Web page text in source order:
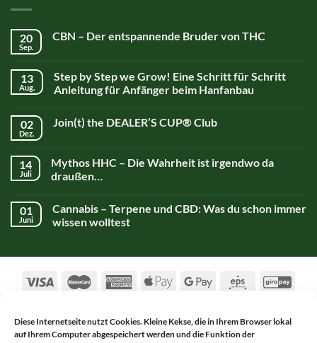
Diese Internetseite nutzt Cookies. Kleine Kekse, die in Ihrem Browser lokal
auf Ihrem Computer abgespeichert werden und die Funktion der
20
Sep.
CBN – Der entspannende Bruder von THC
13
Aug.
Step by Step we Grow! Eine Schritt für Schritt
Anleitung für Anfänger beim Hanfanbau
02
Dez.
Join(t) the DEALER’S CUP® Club
14
Juli
Mythos HHC – Die Wahrheit ist irgendwo da
draußen…
01
Juni
Cannabis – Terpene und CBD: Was du schon immer
wissen wolltest
AGB DATENSCHUTZERKLÄRUNG